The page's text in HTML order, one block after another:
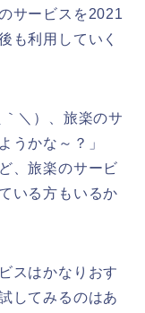
サービスを2021
も利用していく
＼）、旅楽のサ
うかな～？」
、旅楽のサービ
いる方もいるか
スはかなりおす
してみるのはあ